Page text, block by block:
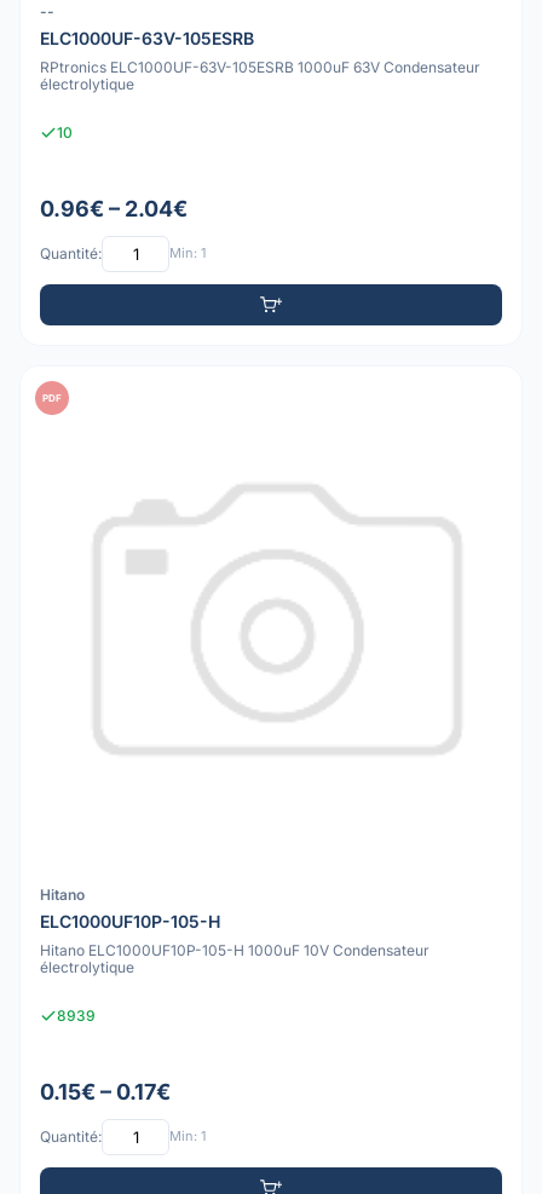
--
ELC1000UF-63V-105ESRB
RPtronics ELC1000UF-63V-105ESRB 1000uF 63V Condensateur
électrolytique
10
0.96€ – 2.04€
Quantité: Min: 1
PDF
Hitano
ELC1000UF10P-105-H
Hitano ELC1000UF10P-105-H 1000uF 10V Condensateur
électrolytique
8939
0.15€ – 0.17€
Quantité: Min: 1